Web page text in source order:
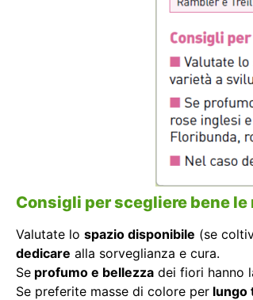
Consigli per scegliere bene le
Valutate lo spazio disponibile (se
dedicare alla sorveglianza e cura.
Se profumo e bellezza dei fiori hanno
Se preferite masse di colore per lungo